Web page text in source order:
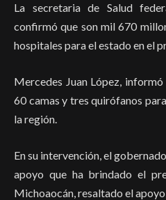
La secretaria de Salud
confirmó que son mil 670
hospitales para el estado en el
Mercedes Juan López,
60 camas y tres quirófanos
la región.
En su intervención, el
apoyo que ha brindado el
Michoaocán, resaltado el apoyo